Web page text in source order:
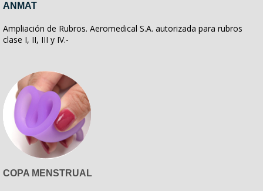
ANMAT
Ampliación de Rubros. Aeromedical S.A. autorizada para rubros
clase I, II, III y IV.-
COPA MENSTRUAL